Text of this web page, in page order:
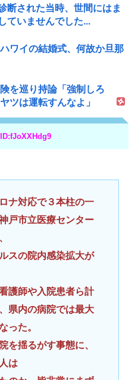
断された当時、世間にはま
ていませんでした...
ワイの結婚式、何故か旦那
を巡り持論「強制しろ
ツは運転すんなよ」
ID:fJoXXHdg9
ナ対応で３本柱の一
戸市立医療センター
スの院内感染拡大が
護師や入院患者ら計
県内の病院では最大
った。
を揺るがす事態に、
は